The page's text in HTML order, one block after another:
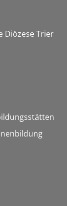
Diözese Trier